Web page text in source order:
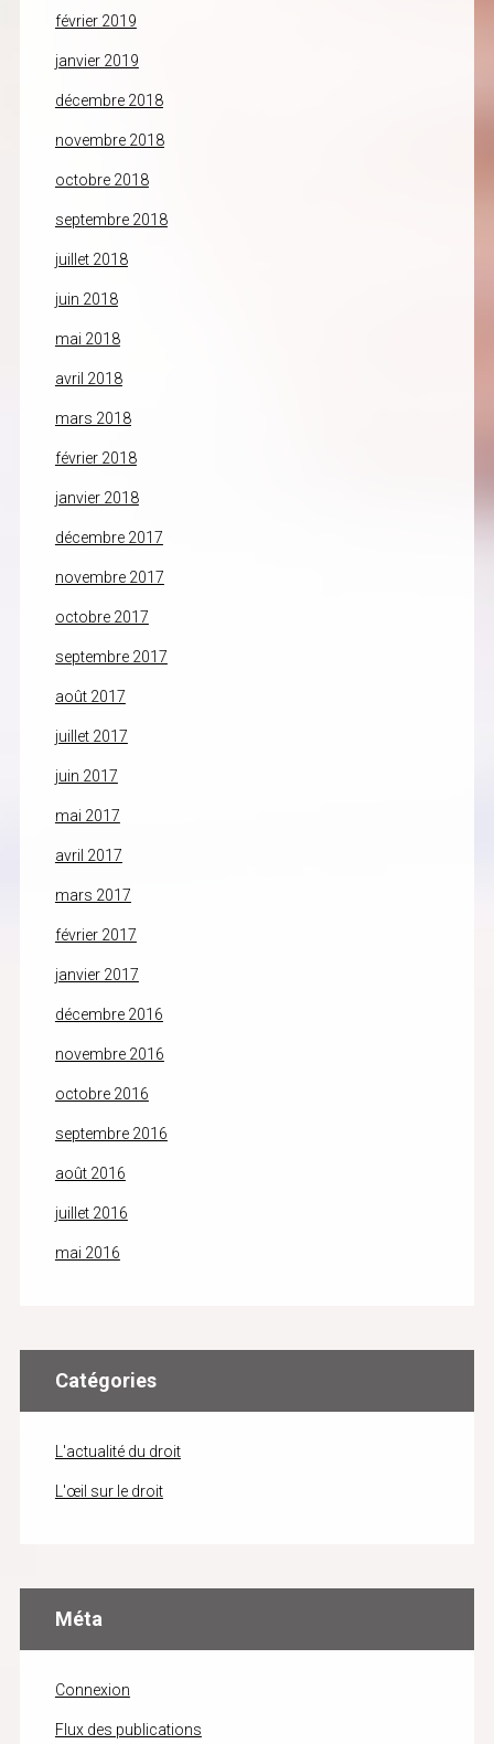
février 2019
janvier 2019
décembre 2018
novembre 2018
octobre 2018
septembre 2018
juillet 2018
juin 2018
mai 2018
avril 2018
mars 2018
février 2018
janvier 2018
décembre 2017
novembre 2017
octobre 2017
septembre 2017
août 2017
juillet 2017
juin 2017
mai 2017
avril 2017
mars 2017
février 2017
janvier 2017
décembre 2016
novembre 2016
octobre 2016
septembre 2016
août 2016
juillet 2016
mai 2016
Catégories
L'actualité du droit
L'œil sur le droit
Méta
Connexion
Flux des publications